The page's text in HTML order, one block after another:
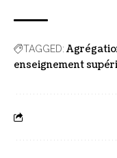
TAGGED:
enseignement